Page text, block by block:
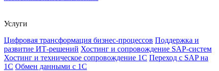
Услуги
Цифровая трансформация бизнес-процессов Поддержка и
развитие ИТ-решений Хостинг и сопровождение SAP-систем
Хостинг и техническое сопровождение 1С Переход с SAP на
1С Обмен данными с 1С